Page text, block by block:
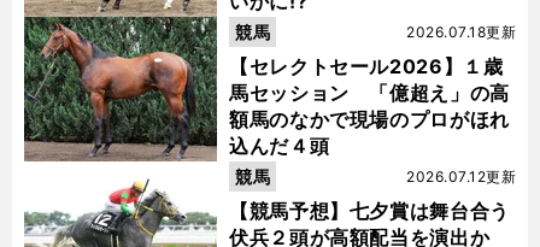
【セレクトセール2026】１歳
馬セッション 「億超え」の高
額馬のなかで現場のプロがほれ
込んだ４頭
2026.07.18更新
競馬
【競馬予想】七夕賞は舞台合う
伏兵２頭が高額配当を演出か
2026.07.12更新
競馬